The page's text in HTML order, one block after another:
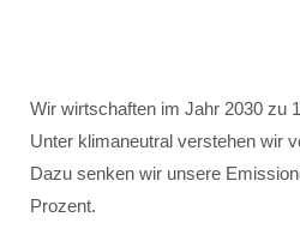
Wir wirtschaften im Jahr 2030 zu
Unter klimaneutral verstehen wir
Dazu senken wir unsere
Prozent.